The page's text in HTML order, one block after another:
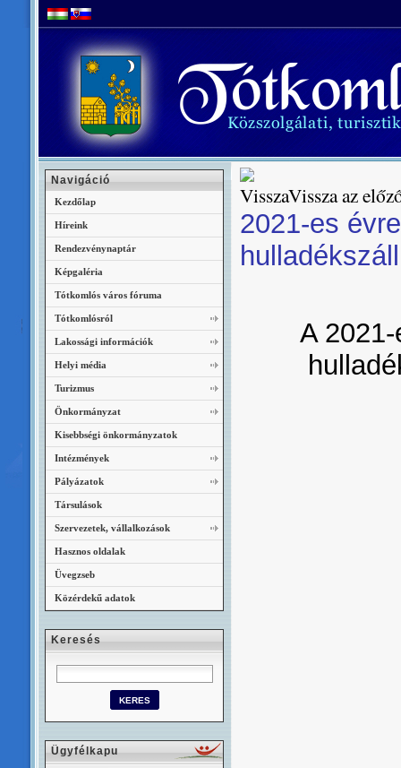
Vissza az
2021-es
A
Navigáció
Kezdőlap
Híreink
Rendezvénynaptár
Képgaléria
Tótkomlós város fóruma
Tótkomlósról
Lakossági információk
Helyi média
Turizmus
Önkormányzat
Kisebbségi önkormányzatok
Intézmények
Pályázatok
Társulások
Szervezetek, vállalkozások
Hasznos oldalak
Üvegzseb
Közérdekű adatok
Keresés
Ügyfélkapu